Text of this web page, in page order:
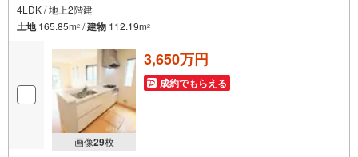
4LDK / 地上2階建
土地165.85m2 /建物 112.19m2
画像29枚
3,650万円
成約でもらえる